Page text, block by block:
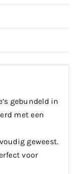
gebundeld in
met een
geweest.
voor